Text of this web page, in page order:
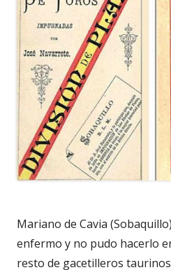
Mariano de Cavia
enfermo y no pudo hacerlo
resto de gacetilleros